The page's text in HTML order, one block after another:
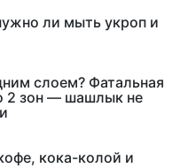
ли мыть укроп и
слоем? Фатальная
2 зон — шашлык не
кока-колой и